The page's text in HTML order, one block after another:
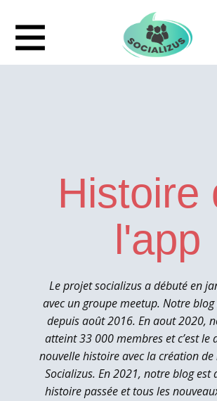
Histoire
l'app
Le projet socializus a débuté en
avec un groupe meetup. Notre
depuis août 2016. En aout 2020,
atteint 33 000 membres et c’est le
nouvelle histoire avec la création
Socializus. En 2021, notre blog est
histoire passée et tous les